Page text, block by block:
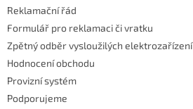
Reklamační řád
Formulář pro reklamaci či vratku
Zpětný odběr vysloužilých elektrozařízení
Hodnocení obchodu
Provizní systém
Podporujeme